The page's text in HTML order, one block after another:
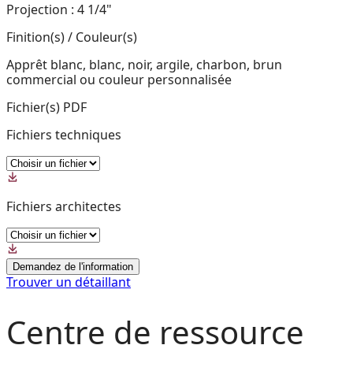
Projection : 4 1/4"
Finition(s) / Couleur(s)
Apprêt blanc, blanc, noir, argile, charbon, brun
commercial ou couleur personnalisée
Fichier(s) PDF
Fichiers techniques
Fichiers architectes
Demandez de l'information
Trouver un détaillant
Centre de ressource